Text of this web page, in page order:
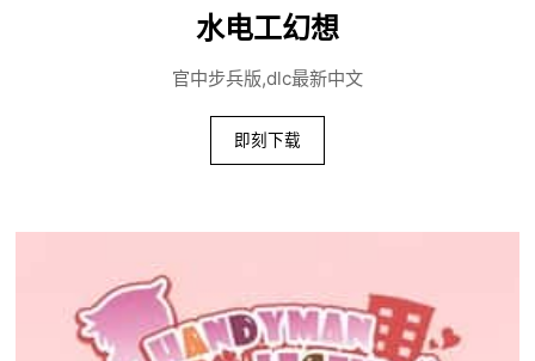
水电工幻想
官中步兵版,dlc最新中文
即刻下载